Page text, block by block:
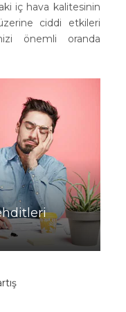
iç hava kalitesinin
ciddi etkileri
önemli oranda